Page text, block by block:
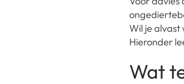
Wil je alvast
Hieronder
Wat